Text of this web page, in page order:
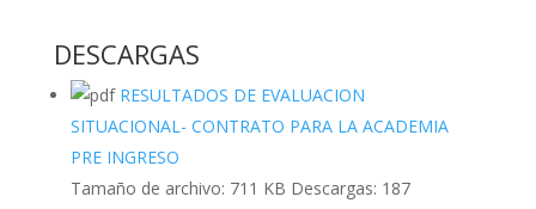
DESCARGAS
RESULTADOS DE EVALUACION
SITUACIONAL- CONTRATO PARA LA ACADEMIA
PRE INGRESO
Tamaño de archivo: 711 KB Descargas: 187